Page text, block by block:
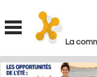
La
MON COMPTE